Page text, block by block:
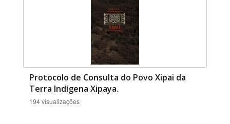
Protocolo de Consulta do Povo Xipai da
Terra Indígena Xipaya.
194 visualizações